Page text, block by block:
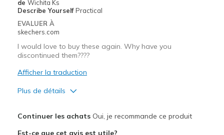
de Wichita Ks
Describe Yourself Practical
EVALUER À
skechers.com
I would love to buy these again. Why have you
discontinued them????
Afficher la traduction
Plus de détails
Continuer les achatsOui, je recommande ce produit
Est-ce que cet avis est utile?